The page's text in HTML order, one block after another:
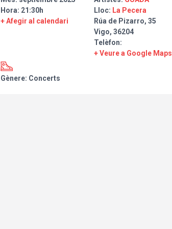
Hora: 21:30h
+ Afegir al calendari
Lloc: La Pecera
Rúa de Pizarro, 35
Vigo, 36204
Telèfon:
+ Veure a Google Maps
Gènere: Concerts